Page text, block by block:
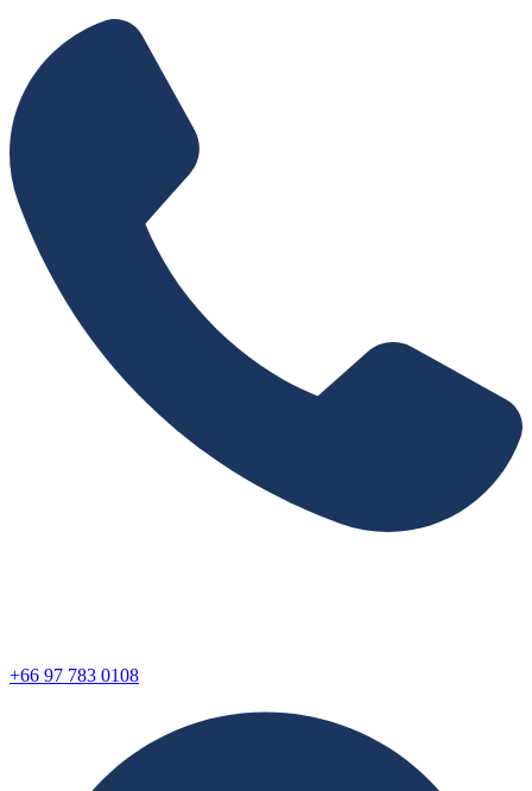
+66 97 783 0108